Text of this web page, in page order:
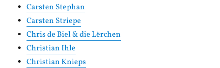
Carsten Stephan
Carsten Striepe
Chris de Biel & die Lërchen
Christian Ihle
Christian Knieps